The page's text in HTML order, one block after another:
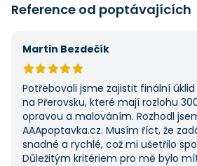
Reference od poptávajících
Martin Bezdečík
Potřebovali jsme zajistit finální
na Přerovsku, které mají rozlohu
opravou a malováním. Rozhodl
AAApoptavka.cz. Musím říct, že
snadné a rychlé, což mi ušetřilo
Důležitým kritériem pro mě bylo